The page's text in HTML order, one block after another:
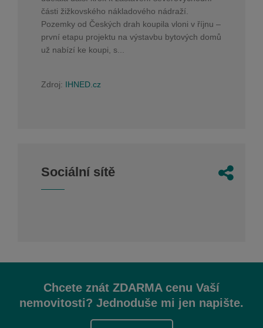
části žižkovského nákladového nádraží.
Pozemky od Českých drah koupila vloni v říjnu –
první etapu projektu na výstavbu bytových domů
už nabízí ke koupi, s...
Zdroj: IHNED.cz
Sociální sítě
Chcete znát ZDARMA cenu Vaší
nemovitosti? Jednoduše mi jen napište.